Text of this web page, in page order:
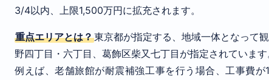
3/4以内、上限1,500万円に拡充されます。
重点エリアとは？東京都が指定する、地域一体となって
野四丁目・六丁目、葛飾区柴又七丁目が指定されています
例えば、老舗旅館が耐震補強工事を行う場合、工事費